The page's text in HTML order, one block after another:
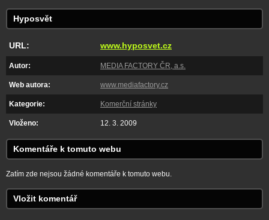
Hyposvět
URL: www.hyposvet.cz
Autor: MEDIA FACTORY ČR, a.s.
Web autora: www.mediafactory.cz
Kategorie: Komerční stránky
Vloženo: 12. 3. 2009
Komentáře k tomuto webu
Zatím zde nejsou žádné komentáře k tomuto webu.
Vložit komentář